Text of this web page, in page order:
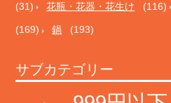
(31) 花瓶・花器・花生け (116)
(169) 鍋 (193)
サブカテゴリー